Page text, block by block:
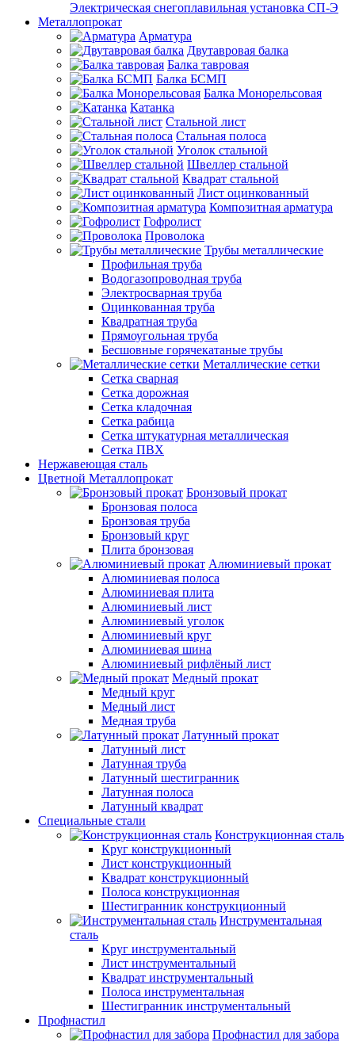
Электрическая снегоплавильная установка СП-Э
Металлопрокат
Арматура
Двутавровая балка
Балка тавровая
Балка БСМП
Балка Монорельсовая
Катанка
Стальной лист
Стальная полоса
Уголок стальной
Швеллер стальной
Квадрат стальной
Лист оцинкованный
Композитная арматура
Гофролист
Проволока
Трубы металлические
Профильная труба
Водогазопроводная труба
Электросварная труба
Оцинкованная труба
Квадратная труба
Прямоугольная труба
Бесшовные горячекатаные трубы
Металлические сетки
Сетка сварная
Сетка дорожная
Сетка кладочная
Сетка рабица
Сетка штукатурная металлическая
Сетка ПВХ
Нержавеющая сталь
Цветной Металлопрокат
Бронзовый прокат
Бронзовая полоса
Бронзовая труба
Бронзовый круг
Плита бронзовая
Алюминиевый прокат
Алюминиевая полоса
Алюминиевая плита
Алюминиевый лист
Алюминиевый уголок
Алюминиевый круг
Алюминиевая шина
Алюминиевый рифлёный лист
Медный прокат
Медный круг
Медный лист
Медная труба
Латунный прокат
Латунный лист
Латунная труба
Латунный шестигранник
Латунная полоса
Латунный квадрат
Специальные стали
Конструкционная сталь
Круг конструкционный
Лист конструкционный
Квадрат конструкционный
Полоса конструкционная
Шестигранник конструкционный
Инструментальная
сталь
Круг инструментальный
Лист инструментальный
Квадрат инструментальный
Полоса инструментальная
Шестигранник инструментальный
Профнастил
Профнастил для забора